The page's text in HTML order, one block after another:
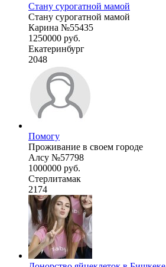
Стану сурогатной мамой
Стану сурогатной мамой
Карина №55435
1250000 руб.
Екатеринбург
2048
Помогу
Проживание в своем городе
Алсу №57798
1000000 руб.
Стерлитамак
2174